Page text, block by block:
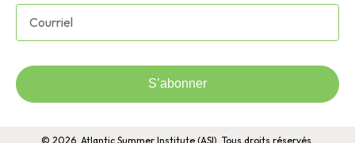
S’abonner
© 2026, Atlantic Summer Institute (ASI). Tous droits réservés.